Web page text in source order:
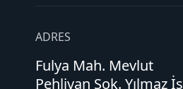
ADRES
Fulya Mah. Mevlut
Pehlivan Sok. Yılmaz İş